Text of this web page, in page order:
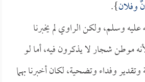
وفلان}.
عليه وسلم، ولكن الراوي لم يخبرنا
موطن شجار لا يذكرون فيه، أما لو
وفداء وتضحية، لكان أخبرنا بهما